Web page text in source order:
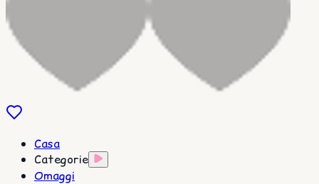
Casa
Categorie
Omaggi